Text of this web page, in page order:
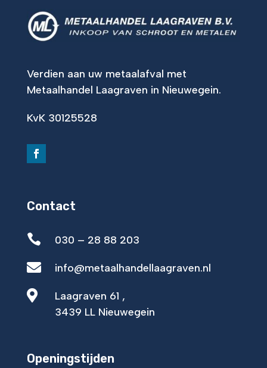
Verdien aan uw metaalafval met
Metaalhandel Laagraven in Nieuwegein.
KvK 30125528
Contact
 030 – 28 88 203
 info@metaalhandellaagraven.nl

Laagraven 61 ,
3439 LL Nieuwegein
Openingstijden